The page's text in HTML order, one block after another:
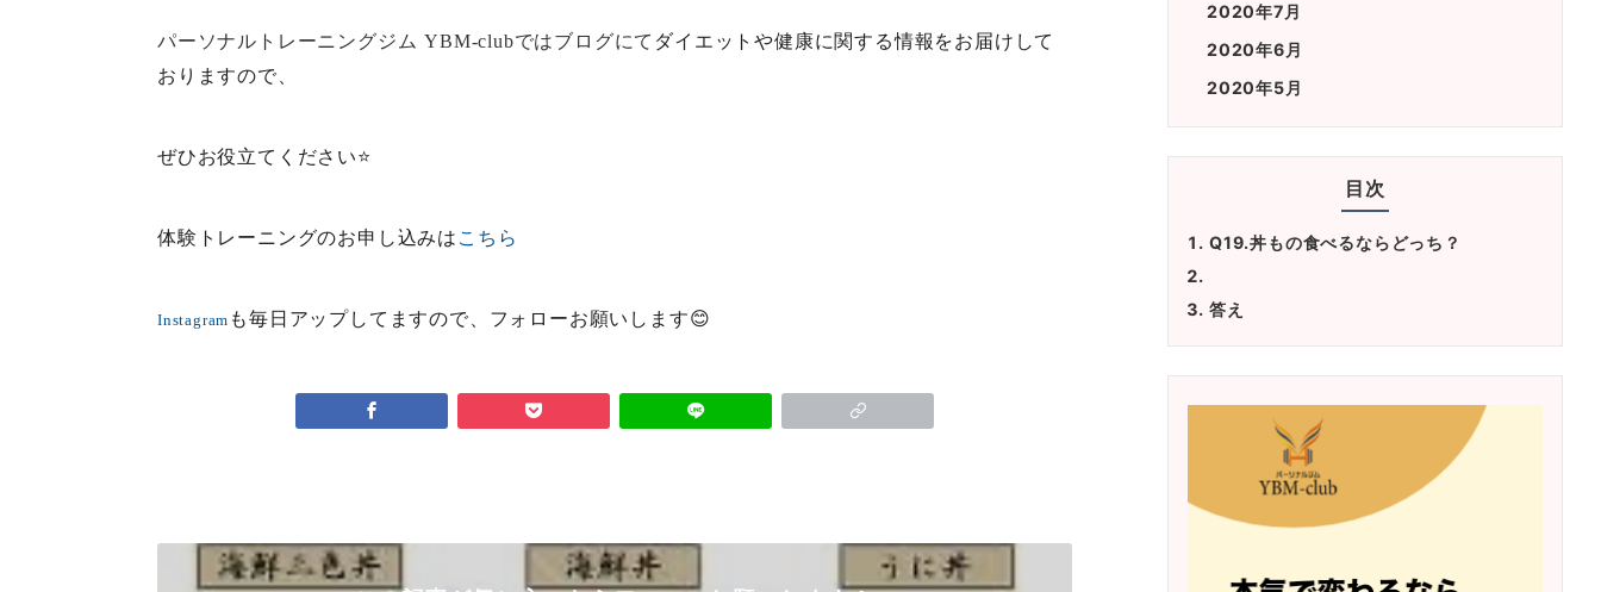
パーソナルトレーニングジムYBM-clubではブログにて ダイエットや健康に関する情報をお届けして
おりますので、
ぜひお役立てください⭐️
体験トレーニングのお申し込みは こちら
Instagram も毎日アップしてますので、フォローお願いします😊
2020年7月
2020年6月
2020年5月
目次
Q19.丼もの食べるならどっち？
答え